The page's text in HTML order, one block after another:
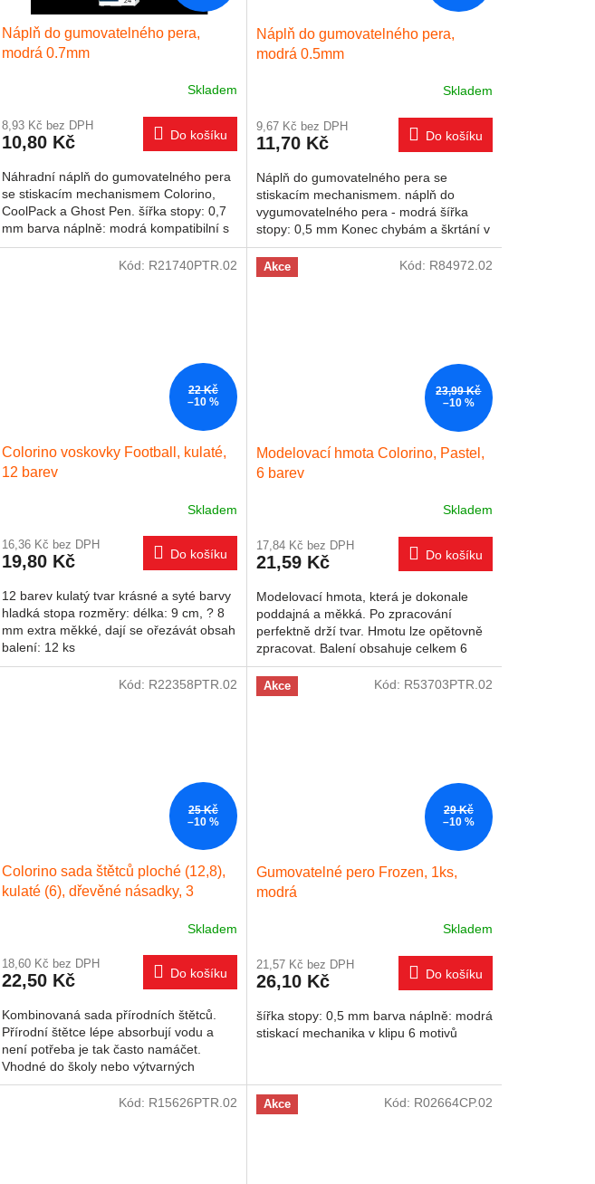
Náplň do gumovatelného pera,
modrá 0.7mm
Skladem
8,93 Kč bez DPH
10,80 Kč Do košíku
Náhradní náplň do gumovatelného pera
se stiskacím mechanismem Colorino,
CoolPack a Ghost Pen. šířka stopy: 0,7
mm barva náplně: modrá kompatibilní s
gumovatelnými pery...
Náplň do gumovatelného pera,
modrá 0.5mm
Průměrné hodnocení produktu je 5,0 z 5 hvězdiček.
Skladem
9,67 Kč bez DPH
11,70 Kč Do košíku
Náplň do gumovatelného pera se
stiskacím mechanismem. náplň do
vygumovatelného pera - modrá šířka
stopy: 0,5 mm Konec chybám a škrtání v
sešitech. Prostě je vymaž a přepiš....
22 Kč
–10 %
Colorino voskovky Football, kulaté,
12 barev
Skladem
16,36 Kč bez DPH
19,80 Kč Do košíku
12 barev kulatý tvar krásné a syté barvy
hladká stopa rozměry: délka: 9 cm, ? 8
mm extra měkké, dají se ořezávát obsah
balení: 12 ks
Kód: R21740PTR.02 Akce
23,99 Kč
–10 %
Modelovací hmota Colorino, Pastel,
6 barev
Skladem
17,84 Kč bez DPH
21,59 Kč Do košíku
Modelovací hmota, která je dokonale
poddajná a měkká. Po zpracování
perfektně drží tvar. Hmotu lze opětovně
zpracovat. Balení obsahuje celkem 6
základních barev. Hmota je...
Kód: R84972.02
25 Kč
–10 %
Colorino sada štětců ploché (12,8),
kulaté (6), dřevěné násadky, 3
Skladem
18,60 Kč bez DPH
22,50 Kč Do košíku
Kombinovaná sada přírodních štětců.
Přírodní štětce lépe absorbují vodu a
není potřeba je tak často namáčet.
Vhodné do školy nebo výtvarných
kroužků. ideální pro akvarelové...
Kód: R22358PTR.02 Akce
29 Kč
–10 %
Gumovatelné pero Frozen, 1ks,
modrá
Skladem
21,57 Kč bez DPH
26,10 Kč Do košíku
šířka stopy: 0,5 mm barva náplně: modrá
stiskací mechanika v klipu 6 motivů
Kód: R53703PTR.02
Kód: R15626PTR.02 Akce Kód: R02664CP.02